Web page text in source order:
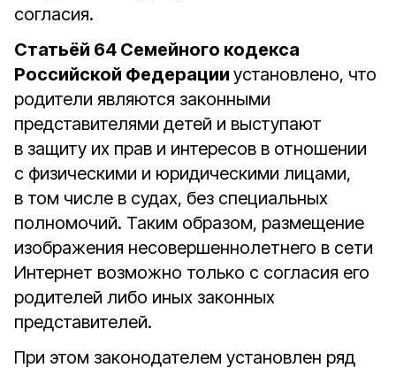
согласия.
Статьёй 64 Семейного кодекса
Российской Федерации установлено, что
родители являются законными
представителями детей и выступают
в защиту их прав и интересов в отношении
с физическими и юридическими лицами,
в том числе в судах, без специальных
полномочий. Таким образом, размещение
изображения несовершеннолетнего в сети
Интернет возможно только с согласия его
родителей либо иных законных
представителей.
При этом законодателем установлен ряд